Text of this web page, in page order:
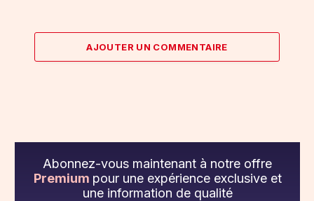
AJOUTER UN COMMENTAIRE
Abonnez-vous maintenant à notre offre
Premium pour une expérience exclusive et
une information de qualité